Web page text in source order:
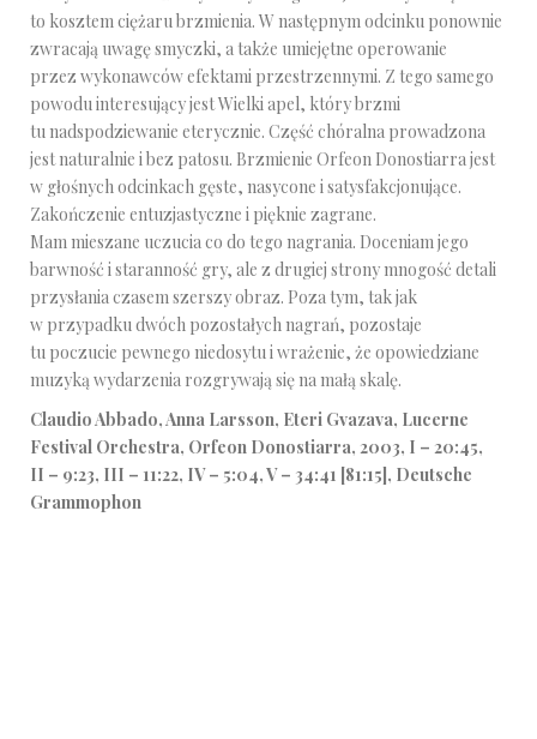
to kosztem ciężaru brzmienia. W następnym odcinku ponownie
zwracają uwagę smyczki, a także umiejętne operowanie
przez wykonawców efektami przestrzennymi. Z tego samego
powodu interesujący jest Wielki apel, który brzmi
tu nadspodziewanie eterycznie. Część chóralna prowadzona
jest naturalnie i bez patosu. Brzmienie Orfeon Donostiarra jest
w głośnych odcinkach gęste, nasycone i satysfakcjonujące.
Zakończenie entuzjastyczne i pięknie zagrane.
Mam mieszane uczucia co do tego nagrania. Doceniam jego
barwność i staranność gry, ale z drugiej strony mnogość detali
przysłania czasem szerszy obraz. Poza tym, tak jak
w przypadku dwóch pozostałych nagrań, pozostaje
tu poczucie pewnego niedosytu i wrażenie, że opowiedziane
muzyką wydarzenia rozgrywają się na małą skalę.
Claudio Abbado, Anna Larsson, Eteri Gvazava, Lucerne
Festival Orchestra, Orfeon Donostiarra, 2003, I – 20:45,
II – 9:23, III – 11:22, IV – 5:04, V – 34:41 [81:15], Deutsche
Grammophon